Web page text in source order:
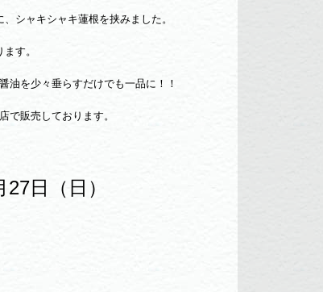
シャキシャキ蓮根を挟みました。
す。
油を少々垂らすだけでも一品に！！
で販売しております。
日（日）